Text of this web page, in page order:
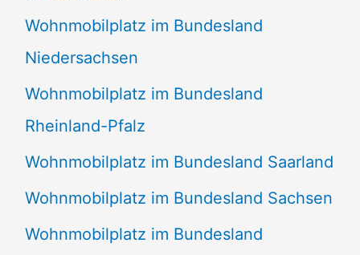
Wohnmobilplatz im Bundesland
Niedersachsen
Wohnmobilplatz im Bundesland
Rheinland-Pfalz
Wohnmobilplatz im Bundesland Saarland
Wohnmobilplatz im Bundesland Sachsen
Wohnmobilplatz im Bundesland